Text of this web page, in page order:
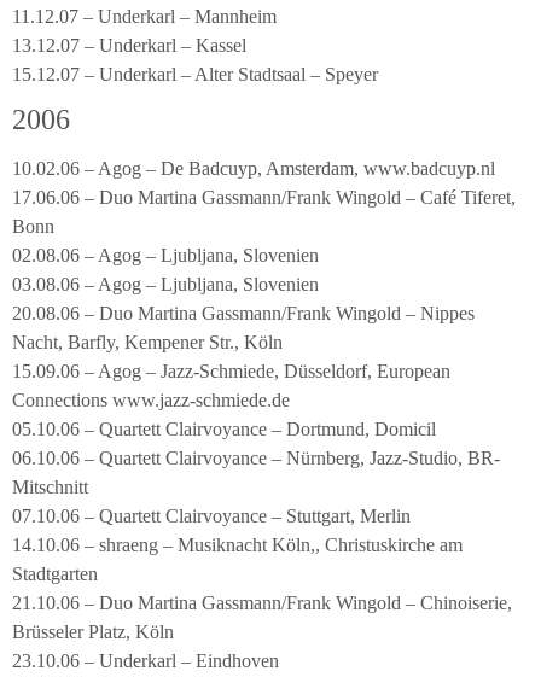
11.12.07 – Underkarl – Mannheim
13.12.07 – Underkarl – Kassel
15.12.07 – Underkarl – Alter Stadtsaal – Speyer
2006
10.02.06 – Agog – De Badcuyp, Amsterdam, www.badcuyp.nl
17.06.06 – Duo Martina Gassmann/Frank Wingold – Café Tiferet,
Bonn
02.08.06 – Agog – Ljubljana, Slovenien
03.08.06 – Agog – Ljubljana, Slovenien
20.08.06 – Duo Martina Gassmann/Frank Wingold – Nippes
Nacht, Barfly, Kempener Str., Köln
15.09.06 – Agog – Jazz-Schmiede, Düsseldorf, European
Connections www.jazz-schmiede.de
05.10.06 – Quartett Clairvoyance – Dortmund, Domicil
06.10.06 – Quartett Clairvoyance – Nürnberg, Jazz-Studio, BR-
Mitschnitt
07.10.06 – Quartett Clairvoyance – Stuttgart, Merlin
14.10.06 – shraeng – Musiknacht Köln,, Christuskirche am
Stadtgarten
21.10.06 – Duo Martina Gassmann/Frank Wingold – Chinoiserie,
Brüsseler Platz, Köln
23.10.06 – Underkarl – Eindhoven